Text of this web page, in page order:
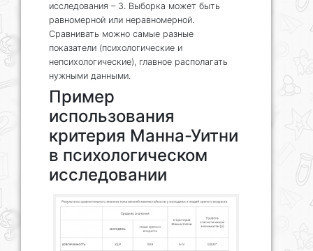
исследования – 3. Выборка может быть
равномерной или неравномерной.
Сравнивать можно самые разные
показатели (психологические и
непсихологические), главное располагать
нужными данными.
Пример
использования
критерия Манна-Уитни
в психологическом
исследовании